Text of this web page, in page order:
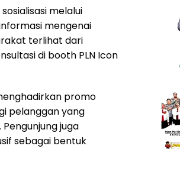
melalui
mengenai
terlihat dari
di booth PLN Icon
promo
pelanggan yang
juga
sebagai bentuk